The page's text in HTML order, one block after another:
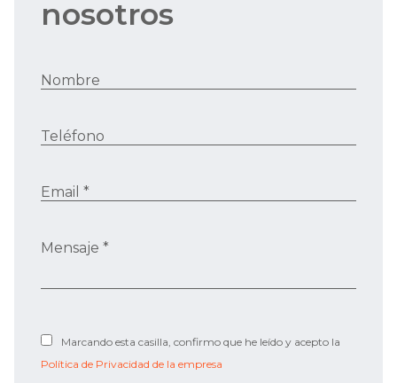
nosotros
Nombre
Teléfono
Email *
Mensaje *
Marcando esta casilla, confirmo que he leído y acepto la
Política de Privacidad de la empresa